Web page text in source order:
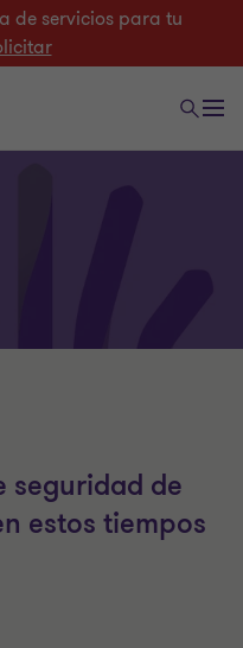
de servicios para tu
seguridad de
estos tiempos